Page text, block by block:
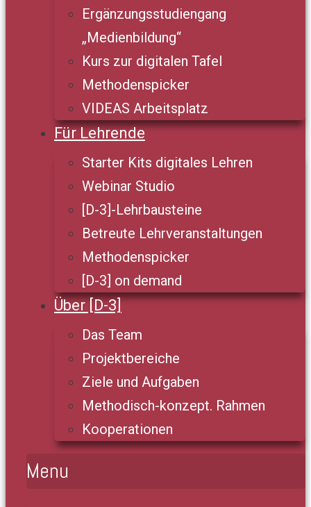
Ergänzungsstudiengang
„Medienbildung“
Kurs zur digitalen Tafel
Methodenspicker
VIDEAS Arbeitsplatz
Für Lehrende
Starter Kits digitales Lehren
Webinar Studio
[D-3]-Lehrbausteine
Betreute Lehrveranstaltungen
Methodenspicker
[D-3] on demand
Über [D-3]
Das Team
Projektbereiche
Ziele und Aufgaben
Methodisch-konzept. Rahmen
Kooperationen
Menu